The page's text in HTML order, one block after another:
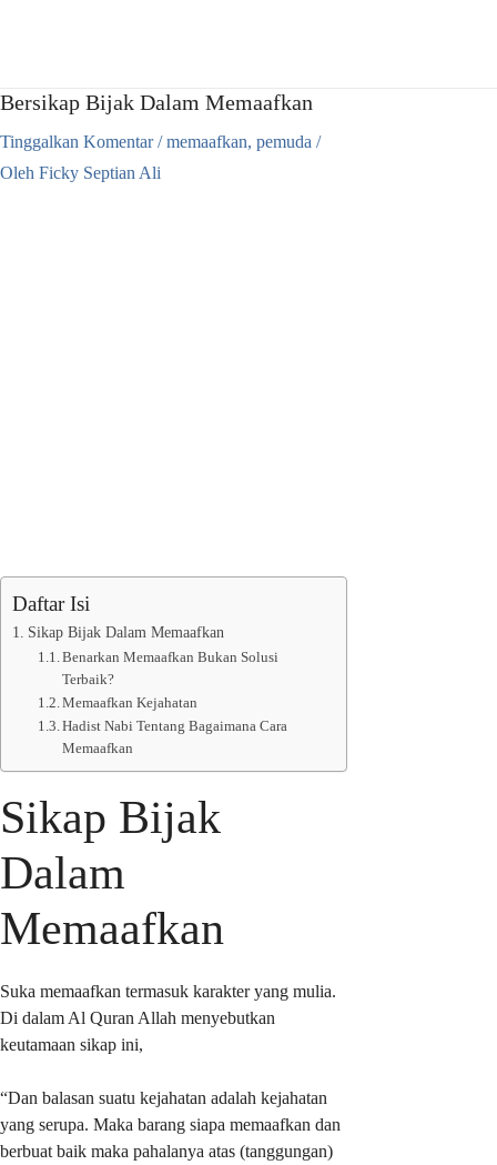
Bersikap Bijak Dalam Memaafkan
Tinggalkan Komentar /memaafkan, pemuda /
Oleh Ficky Septian Ali
Daftar Isi
Sikap Bijak Dalam Memaafkan
Benarkan Memaafkan Bukan Solusi
Terbaik?
Memaafkan Kejahatan
Hadist Nabi Tentang Bagaimana Cara
Memaafkan
Sikap Bijak
Dalam
Memaafkan
Suka memaafkan termasuk karakter yang mulia.
Di dalam Al Quran Allah menyebutkan
keutamaan sikap ini,
“Dan balasan suatu kejahatan adalah kejahatan
yang serupa. Maka barang siapa memaafkan dan
berbuat baik maka pahalanya atas (tanggungan)